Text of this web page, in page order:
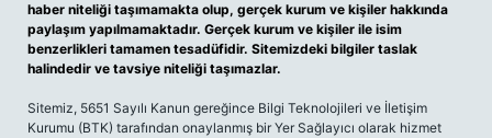
haber niteliği taşımamakta olup, gerçek kurum ve kişiler hakkında
paylaşım yapılmamaktadır. Gerçek kurum ve kişiler ile isim
benzerlikleri tamamen tesadüfidir. Sitemizdeki bilgiler taslak
halindedir ve tavsiye niteliği taşımazlar.
Sitemiz, 5651 Sayılı Kanun gereğince Bilgi Teknolojileri ve İletişim
Kurumu (BTK) tarafından onaylanmış bir Yer Sağlayıcı olarak hizmet